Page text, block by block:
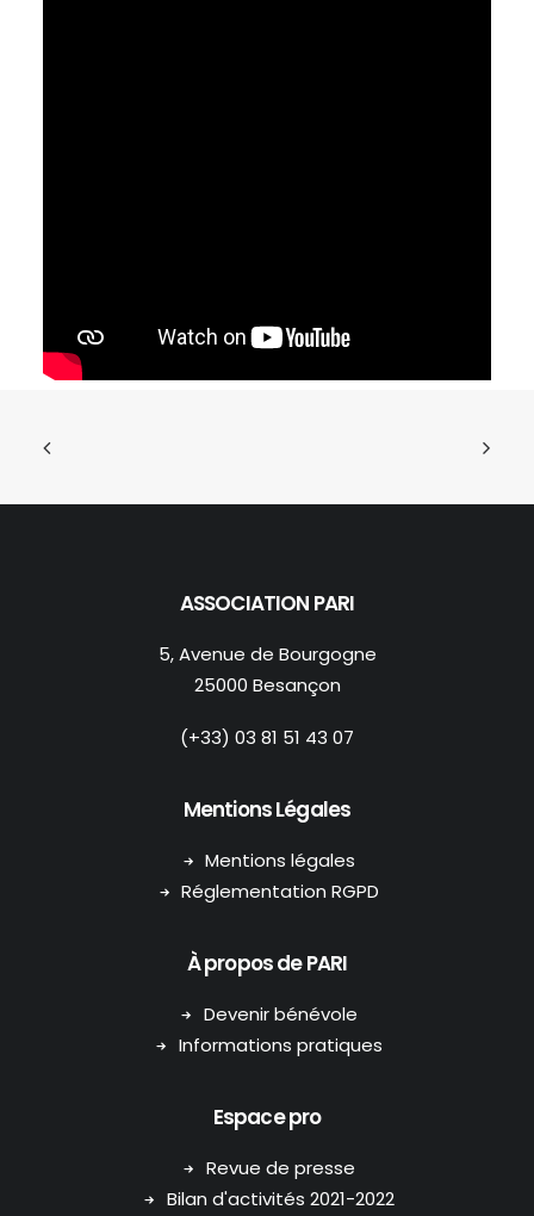
ASSOCIATION PARI
5, Avenue de Bourgogne
25000 Besançon
(+33) 03 81 51 43 07
Mentions Légales
Mentions légales
Réglementation RGPD
À propos de PARI
Devenir bénévole
Informations pratiques
Espace pro
Revue de presse
Bilan d'activités 2021-2022